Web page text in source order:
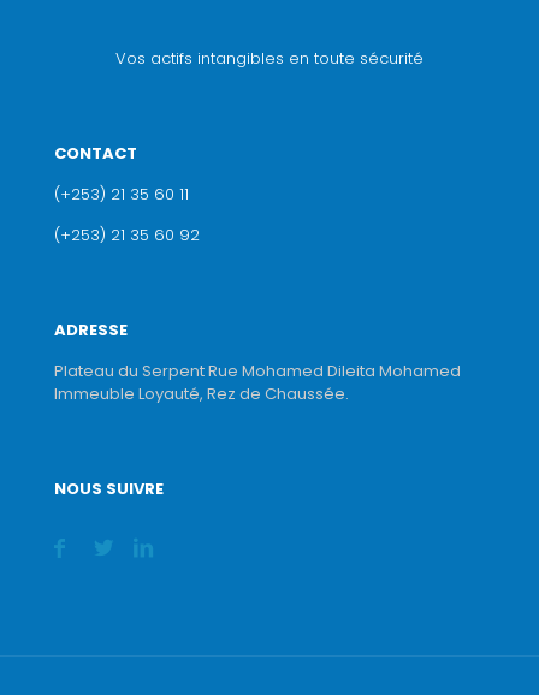
Vos actifs intangibles en toute sécurité
CONTACT
(+253) 21 35 60 11
(+253) 21 35 60 92
ADRESSE
Plateau du Serpent Rue Mohamed Dileita Mohamed
Immeuble Loyauté, Rez de Chaussée.
NOUS SUIVRE